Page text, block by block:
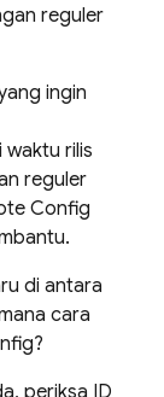
reguler
ingin
rilis
reguler
Config
di antara
cara
?
periksa ID